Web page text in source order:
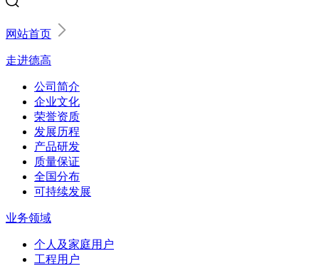
网站首页
走进德高
公司简介
企业文化
荣誉资质
发展历程
产品研发
质量保证
全国分布
可持续发展
业务领域
个人及家庭用户
工程用户